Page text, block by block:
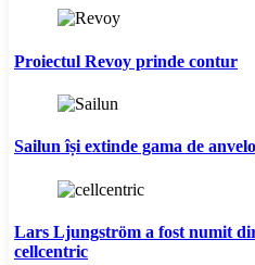
Proiectul Revoy prinde contur
Sailun își extinde gama de
Lars Ljungström a fost numit
cellcentric